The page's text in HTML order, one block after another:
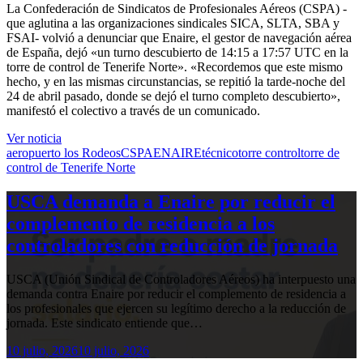
La Confederación de Sindicatos de Profesionales Aéreos (CSPA) -
que aglutina a las organizaciones sindicales SICA, SLTA, SBA y
FSAI- volvió a denunciar que Enaire, el gestor de navegación aérea
de España, dejó «un turno descubierto de 14:15 a 17:57 UTC en la
torre de control de Tenerife Norte». «Recordemos que este mismo
hecho, y en las mismas circunstancias, se repitió la tarde-noche del
24 de abril pasado, donde se dejó el turno completo descubierto»,
manifestó el colectivo a través de un comunicado.
Ver noticia
aeropuerto los RodeosCSPAENAIREtécnicotorre controltorre de
control de Tenerife Norte
USCA demanda a Enaire por reducir el
complemento de residencia a los
controladores con reducción de jornada
USCA (Unión Sindical de Controladores Aéreos) ha interpuesto una
demanda contra Enaire por reducir el complemento de residencia a
los profesionales que ejercen su legítimo derecho a la reducción de
jornada. Este sindicato entiende que…
10 julio, 202610 julio, 2026